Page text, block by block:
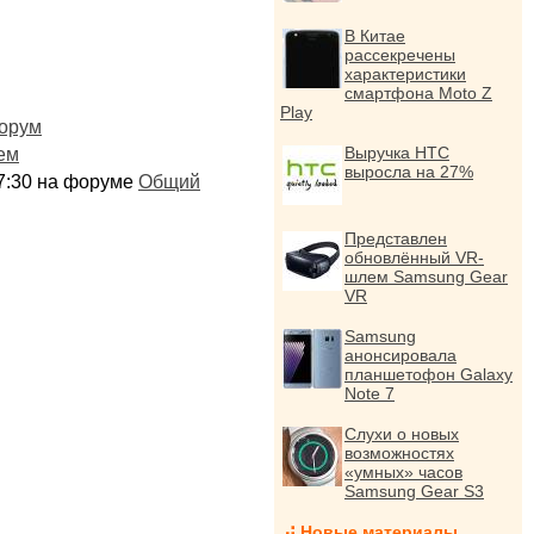
на форуме Общий
В Китае
рассекречены
характеристики
смартфона Moto Z
Play
Выручка HTC
выросла на 27%
Представлен
обновлённый VR-
шлем Samsung Gear
VR
Samsung
анонсировала
планшетофон Galaxy
Note 7
Слухи о новых
возможностях
«умных» часов
Samsung Gear S3